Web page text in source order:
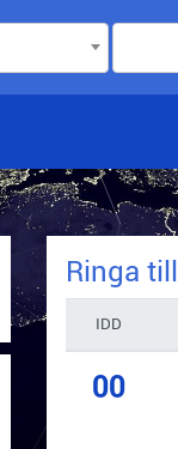
Ringa till
IDD
00